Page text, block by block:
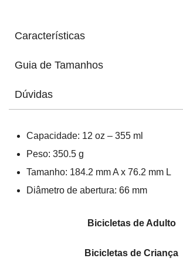
Características
Guia de Tamanhos
Dúvidas
Capacidade: 12 oz – 355 ml
Peso: 350.5 g
Tamanho: 184.2 mm A x 76.2 mm L
Diâmetro de abertura: 66 mm
Bicicletas de Adulto
Bicicletas de Criança